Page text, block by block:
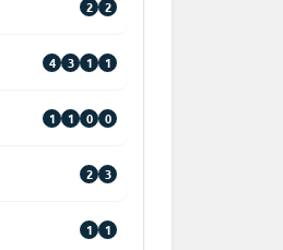
2 2
4 3 1 1
1 1 0 0
2 3
1 1